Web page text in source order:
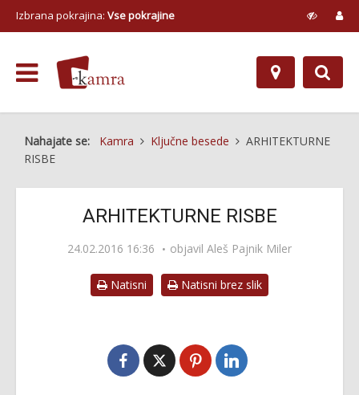
Izbrana pokrajina: Vse pokrajine
Nahajate se: Kamra Ključne besede
ARHITEKTURNE
RISBE
ARHITEKTURNE RISBE
24.02.2016 16:36 objavil Aleš Pajnik Miler
Natisni Natisni brez slik